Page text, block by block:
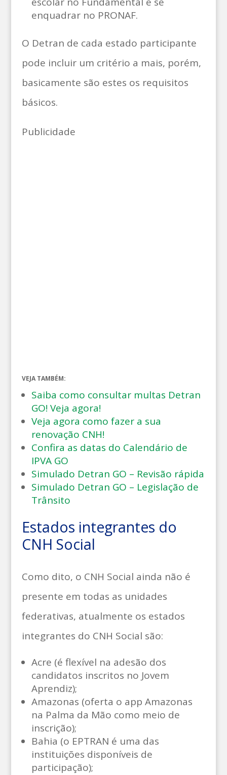
enquadrar no PRONAF.
O Detran de cada estado participante
pode incluir um critério a mais, porém,
basicamente são estes os requisitos
básicos.
Publicidade
VEJA TAMBÉM:
Saiba como consultar multas Detran
GO! Veja agora!
Veja agora como fazer a sua
renovação CNH!
Confira as datas do Calendário de
IPVA GO
Simulado Detran GO – Revisão rápida
Simulado Detran GO – Legislação de
Trânsito
Estados integrantes do
CNH Social
Como dito, o CNH Social ainda não é
presente em todas as unidades
federativas, atualmente os estados
integrantes do CNH Social são:
Acre (é flexível na adesão dos
candidatos inscritos no Jovem
Aprendiz);
Amazonas (oferta o app Amazonas
na Palma da Mão como meio de
inscrição);
Bahia (o EPTRAN é uma das
instituições disponíveis de
participação);